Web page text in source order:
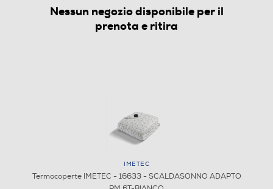
TERMOCOPERTENessun negozio disponibile per il
prenota e ritira
IMETEC
Termocoperte IMETEC - 16633 - SCALDASONNO ADAPTO